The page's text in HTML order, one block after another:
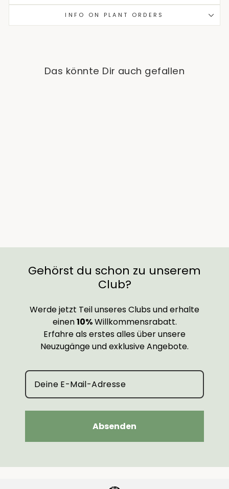
INFO ON PLANT ORDERS
Das könnte Dir auch gefallen
Gehörst du schon zu unserem
Club?
Werde jetzt Teil unseres Clubs und erhalte
einen10%Willkommensrabatt.
Erfahre als erstes alles über unsere
Neuzugänge und exklusive Angebote.
Absenden